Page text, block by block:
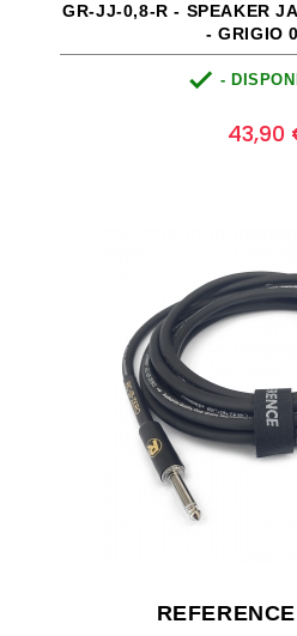
GR-JJ-0,8-R - SPEAKER
- GRIGIO
 -
43,90